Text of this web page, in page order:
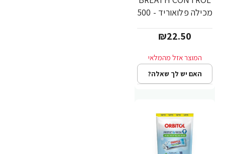
מכילה פלואוריד - 500
₪22.50
האם יש לך שאלה?